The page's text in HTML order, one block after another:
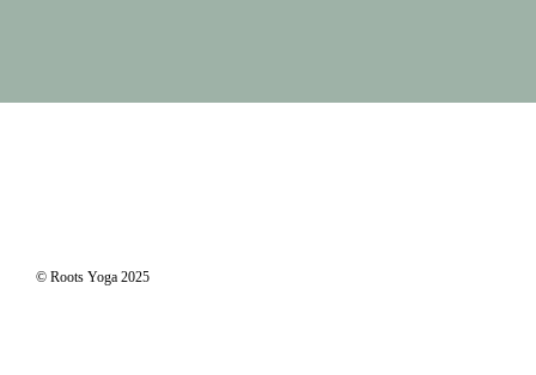
© Roots Yoga 2025